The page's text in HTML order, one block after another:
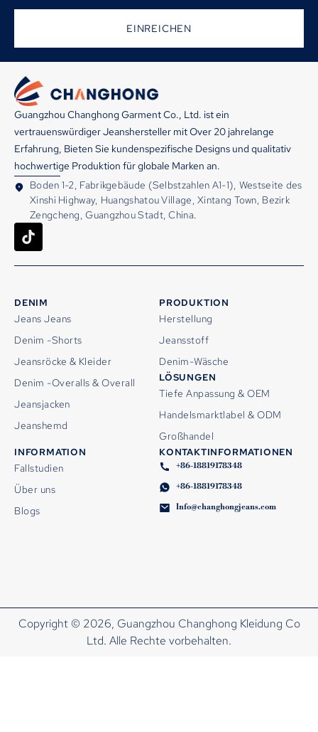
EINREICHEN
Guangzhou Changhong Garment Co., Ltd. ist ein
vertrauenswürdiger Jeanshersteller mit Over 20 jahrelange
Erfahrung, Bieten Sie kundenspezifische Designs und qualitativ
hochwertige Produktion für globale Marken an.
Boden 1-2, Fabrikgebäude (Selbstzahlen A1-1), Westseite des
Xinshi Highway, Huangshatou Village, Xintang Town, Bezirk
Zengcheng, Guangzhou Stadt, China.
DENIM
Jeans Jeans
Denim -Shorts
Jeansröcke & Kleider
Denim -Overalls & Overall
Jeansjacken
Jeanshemd
PRODUKTION
Herstellung
Jeansstoff
Denim-Wäsche
LÖSUNGEN
Tiefe Anpassung & OEM
Handelsmarktlabel & ODM
Großhandel
INFORMATION
Fallstudien
Über uns
Blogs
KONTAKTINFORMATIONEN
+86-18819178348
+86-18819178348
Info@changhongjeans.com
Copyright © 2026, Guangzhou Changhong Kleidung Co
Ltd. Alle Rechte vorbehalten.